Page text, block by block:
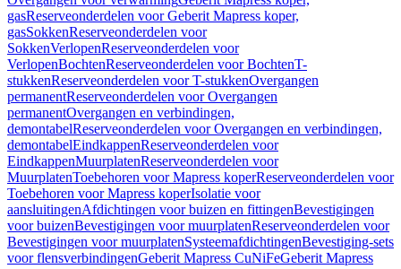
gasReserveonderdelen voor Geberit Mapress koper,
gasSokkenReserveonderdelen voor
SokkenVerlopenReserveonderdelen voor
VerlopenBochtenReserveonderdelen voor BochtenT-
stukkenReserveonderdelen voor T-stukkenOvergangen
permanentReserveonderdelen voor Overgangen
permanentOvergangen en verbindingen,
demontabelReserveonderdelen voor Overgangen en verbindingen,
demontabelEindkappenReserveonderdelen voor
EindkappenMuurplatenReserveonderdelen voor
MuurplatenToebehoren voor Mapress koperReserveonderdelen voor
Toebehoren voor Mapress koperIsolatie voor
aansluitingenAfdichtingen voor buizen en fittingenBevestigingen
voor buizenBevestigingen voor muurplatenReserveonderdelen voor
Bevestigingen voor muurplatenSysteemafdichtingenBevestiging-sets
voor flensverbindingenGeberit Mapress CuNiFeGeberit Mapress